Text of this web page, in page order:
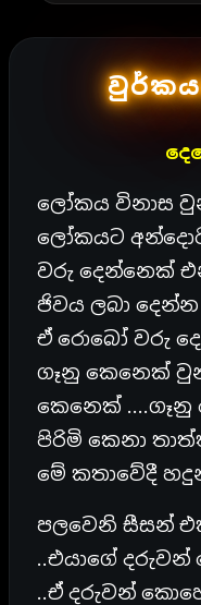
ලෝකය විනාස
ලෝකයට
වරු දෙන්නෙක්
ජිවය ලබා දෙන්න
ඒ රොබෝ වරු
ගෑනු කෙනෙක්
කෙනෙක් ….ගෑනු
පිරිමි කෙනා
මේ කතාවේදී
පලවෙනි සීසන්
..එයාගේ
..ඒ දරුවන්